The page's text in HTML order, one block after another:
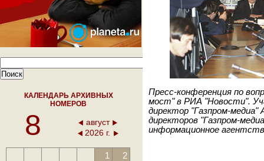
КАЛЕНДАРЬ АРХИВНЫХ
НОМЕРОВ
8
август
2026 г.
1
2
Пресс-конференция по
мост" в РИА "Новости".
директор "Газпром-
директоров "Газпром-
информационное